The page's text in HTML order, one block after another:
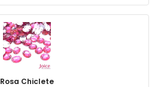
Rosa Chiclete